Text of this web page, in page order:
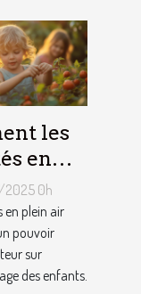
les
en
2025 0h
en plein air
pouvoir
sur
des enfants.